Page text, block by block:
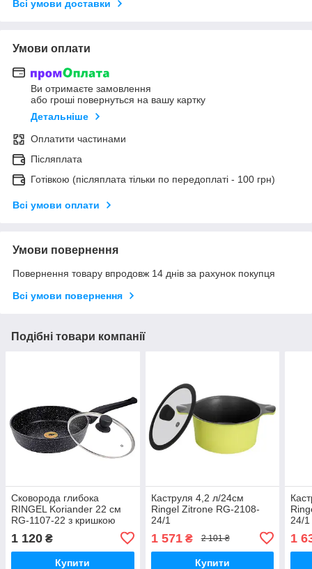
Всі умови доставки
Умови оплати
Ви отримаєте замовлення
або гроші повернуться на вашу картку
Детальніше
Оплатити частинами
Післяплата
Готівкою (післяплата тільки по передоплаті - 100 грн)
Всі умови оплати
Умови повернення
Повернення товару впродовж 14 днів за рахунок покупця
Всі умови повернення
Подібні товари компанії
Сковорода глибока
RINGEL Koriander 22 см
RG-1107-22 з кришкою
1 120 ₴
Купити
Каструля 4,2 л/24см
Ringel Zitrone RG-2108-
24/1
1 571₴ 2 101 ₴
Купити
24/1
1